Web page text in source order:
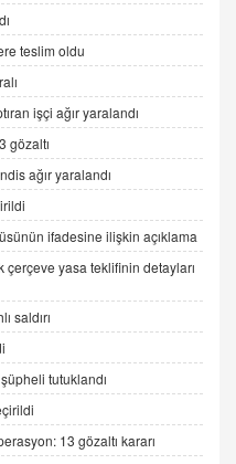
da Ziyaret Etse...
Yüzüne Vurulan Şamar:
"Beraber Yürüyoruz"
teslim oldu
işçi ağır yaralandı
gözaltı
ağır yaralandı
ifadesine ilişkin açıklama
yasa teklifinin detayları
saldırı
tutuklandı
13 gözaltı kararı